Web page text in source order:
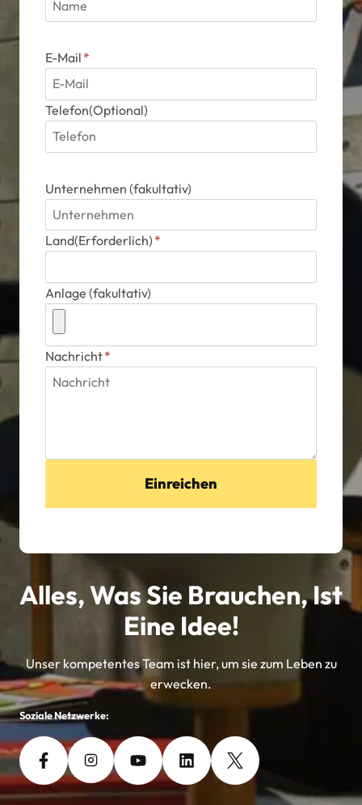
E-Mail *
Telefon(Optional)
Unternehmen (fakultativ)
Land(Erforderlich) *
Anlage (fakultativ)
Nachricht*
Einreichen
Alles, Was Sie Brauchen, Ist
Eine Idee!
Unser kompetentes Team ist hier, um sie zum Leben zu
erwecken.
Soziale Netzwerke: